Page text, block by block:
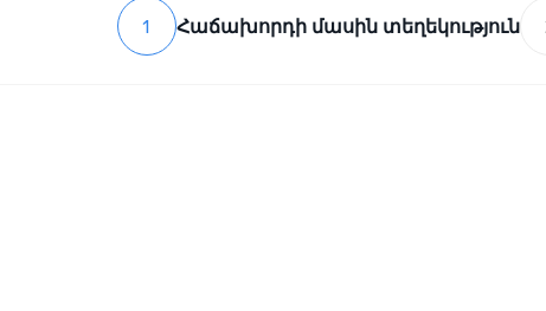
1 Հաճախորդի մասին տեղեկություն